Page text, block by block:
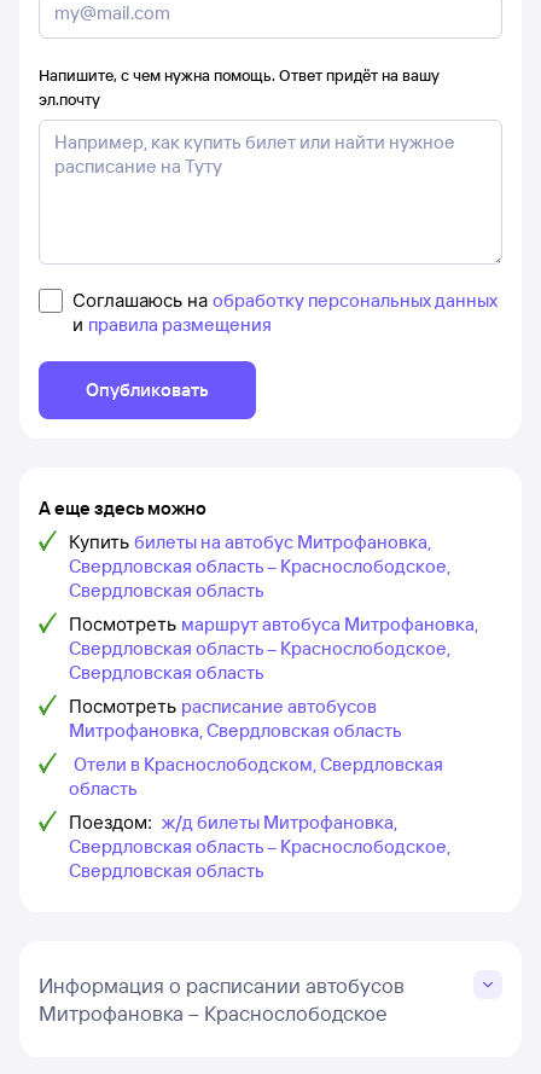
Напишите, с чем нужна помощь. Ответ придёт на вашу
эл.почту
Соглашаюсь на обработку персональных данных
и правила размещения
Опубликовать
А еще здесь можно
Купить билеты на автобус Митрофановка,
Свердловская область – Краснослободское,
Свердловская область
Посмотреть маршрут автобуса Митрофановка,
Свердловская область – Краснослободское,
Свердловская область
Посмотреть расписание автобусов
Митрофановка, Свердловская область
Отели в Краснослободском, Свердловская
область
Поездом: ж/д билеты Митрофановка,
Свердловская область – Краснослободское,
Свердловская область
Информация о расписании автобусов
Митрофановка – Краснослободское